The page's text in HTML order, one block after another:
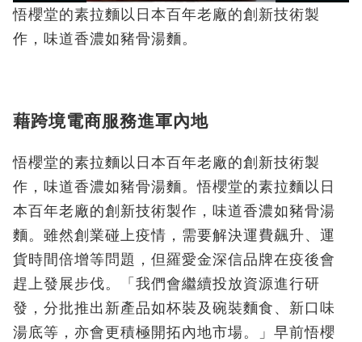
悟櫻堂的素拉麵以日本百年老廠的創新技術製
作，味道香濃如豬骨湯麵。
藉跨境電商服務進軍內地
悟櫻堂的素拉麵以日本百年老廠的創新技術製
作，味道香濃如豬骨湯麵。悟櫻堂的素拉麵以日
本百年老廠的創新技術製作，味道香濃如豬骨湯
麵。雖然創業碰上疫情，需要解決運費飆升、運
貨時間倍增等問題，但羅愛金深信品牌在疫後會
趕上發展步伐。「我們會繼續投放資源進行研
發，分批推出新產品如杯裝及碗裝麵食、新口味
湯底等，亦會更積極開拓內地市場。」早前悟櫻